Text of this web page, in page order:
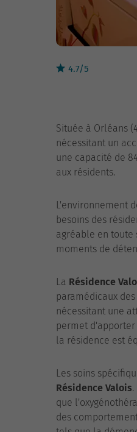
4.7/5
Située à Orléans
nécessitant un
une capacité de
aux résidents.
L'environnement
besoins des
agréable en toute
moments de
La Résidence
paramédicaux
nécessitant une
permet
la résidence est
Les soins
Résidence Valois
que
des